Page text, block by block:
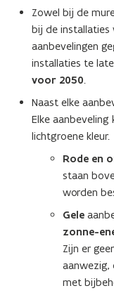
Zowel bij de
bij de
aanbevelingen
installaties te
voor 2050.
Naast elke
Elke
lichtgroene kleur.
Rode en
staan
worden
Gele
zonne-
Zijn er
aanwezig,
met